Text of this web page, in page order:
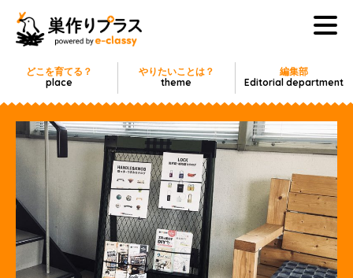
どこを育てる？
place
やりたいことは？
theme
編集部
Editorial department